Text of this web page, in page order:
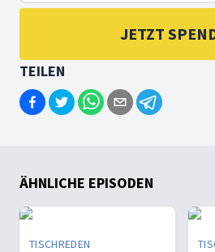
JETZT
TEILEN
ÄHNLICHE EPISODEN
TISCHREDEN